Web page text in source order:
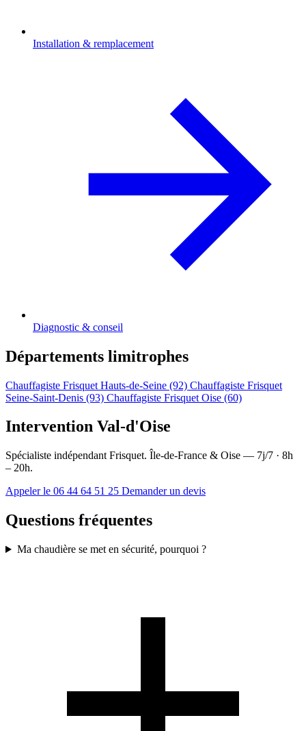
Installation & remplacement
Diagnostic & conseil
Départements limitrophes
Chauffagiste Frisquet Hauts-de-Seine (92) Chauffagiste Frisquet
Seine-Saint-Denis (93) Chauffagiste Frisquet Oise (60)
Intervention Val-d'Oise
Spécialiste indépendant Frisquet. Île-de-France & Oise — 7j/7 · 8h
– 20h.
Appeler le 06 44 64 51 25 Demander un devis
Questions fréquentes
Ma chaudière se met en sécurité, pourquoi ?